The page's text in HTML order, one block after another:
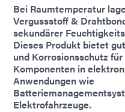
Bei Raumtemperatur
Vergussstoff &
sekundärer
Dieses Produkt bietet
und Korrosionsschutz
Komponenten in
Anwendungen wie
Elektrofahrzeuge.